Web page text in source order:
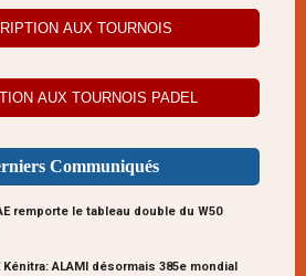
AUX TOURNOIS
AUX TOURNOIS PADEL
Communiqués
remporte le tableau double du W50
Kénitra: ALAMI désormais 385e mondial